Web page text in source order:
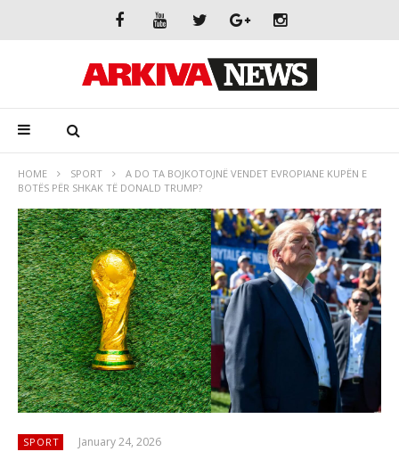
HOME SPORT
A DO TA BOJKOTOJNË VENDET EVROPIANE KUPËN E
BOTËS PËR SHKAK TË DONALD TRUMP?
SPORT January 24, 2026